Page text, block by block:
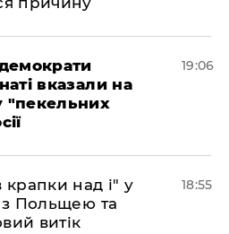
вказали на
"пекельних
19:06
крапки над і" у
з Польщею та
витік
18:55